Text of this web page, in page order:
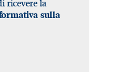
ricevere la
sulla